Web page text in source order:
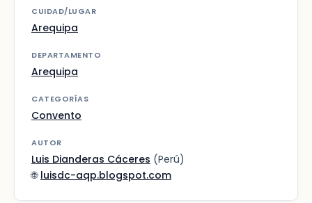
CUIDAD/LUGAR
Arequipa
DEPARTAMENTO
Arequipa
CATEGORÍAS
Convento
AUTOR
Luis Dianderas Cáceres (Perú)
🌐 luisdc-aqp.blogspot.com